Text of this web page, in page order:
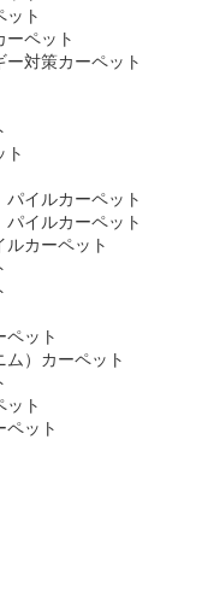
ット
ーペット
対策カーペット
ト
パイルカーペット
イルカーペット
ルカーペット
ペット
ム）カーペット
ット
ペット